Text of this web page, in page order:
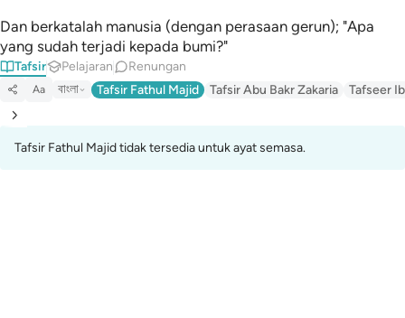
Dan berkatalah manusia (dengan perasaan gerun); "Apa
yang sudah terjadi kepada bumi?"
Tafsir Pelajaran Renungan
Aa বাংলা Tafsir Fathul Majid Tafsir Abu Bakr Zakaria Tafseer
Tafsir Fathul Majid tidak tersedia untuk ayat semasa.